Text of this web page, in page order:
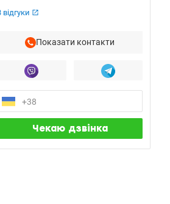
відгуки
Показати контакти